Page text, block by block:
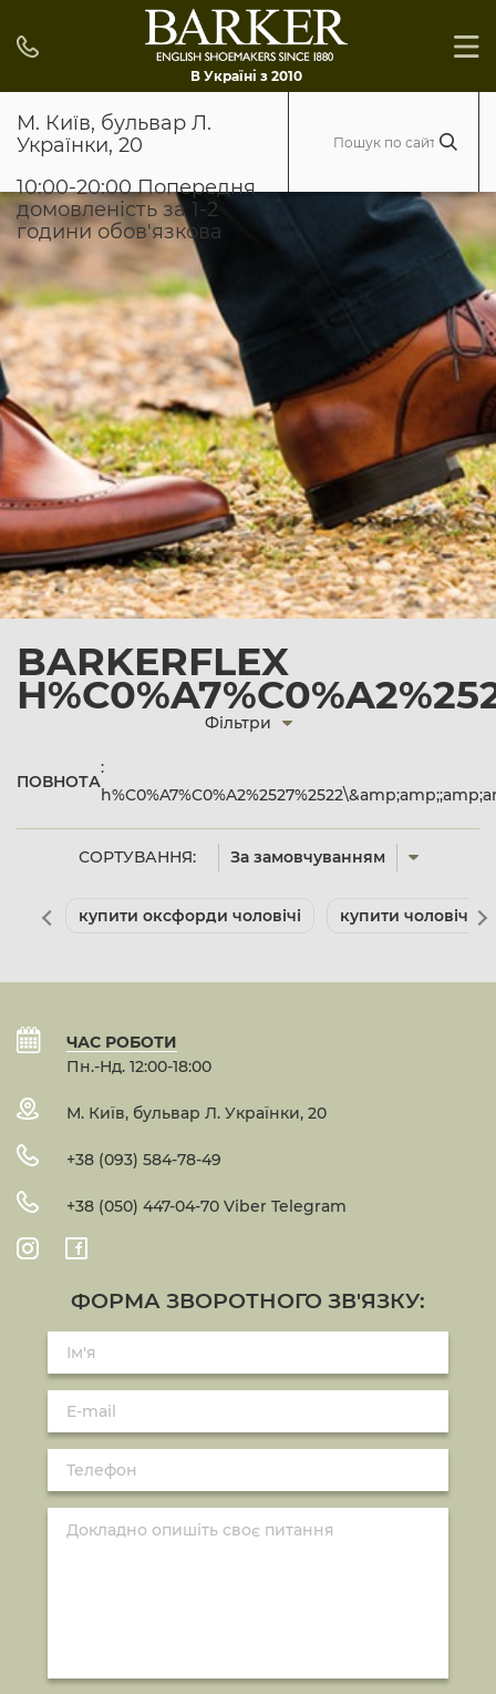
В Україні з 2010
М. Київ, бульвар Л.
Українки, 20
10:00-20:00 Попередня
домовленість за 1-2
години обов'язкова
BARKERFLEX
СОРТУВАННЯ: За замовчуванням
Фільтри
ПОВНОТА
:
купити оксфорди чоловічі купити чоловічі
ЧАС РОБОТИ
Пн.-Нд. 12:00-18:00
М. Київ, бульвар Л. Українки, 20
+38 (093) 584-78-49
+38 (050) 447-04-70 Viber Telegram
ФОРМА ЗВОРОТНОГО ЗВ'ЯЗКУ: